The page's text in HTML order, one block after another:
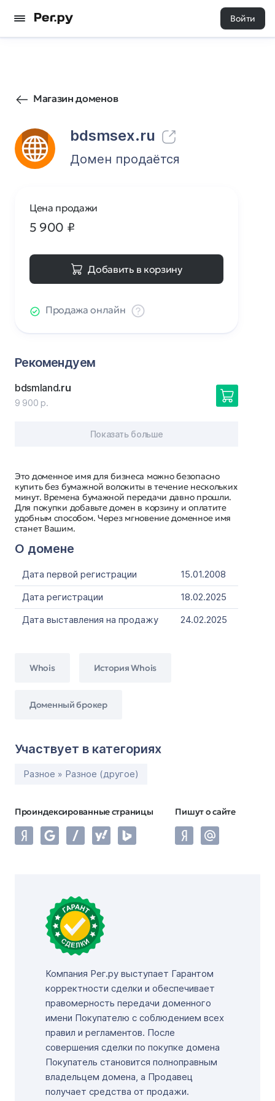
Войти
Магазин доменов
bdsmsex.ru
42 0
Домен продаётся
Это доменное имя для бизнеса можно безопасно
купить без бумажной волокиты в течение нескольких
минут. Времена бумажной передачи давно прошли.
Для покупки добавьте домен в корзину и оплатите
удобным способом. Через мгновение доменное имя
станет Вашим.
О домене
Дата первой регистрации
15.01.2008
Дата регистрации
18.02.2025
Дата выставления на продажу
24.02.2025
Whois История Whois
Доменный брокер
Участвует в категориях
Разное » Разное (другое)
Проиндексированные страницы Пишут о сайте
Цена продажи
5 900 ₽
Добавить в корзину
Продажа онлайн
Рекомендуем
bdsmland.ru
9 900 р.
Показать больше
Компания Рег.ру выступает Гарантом
корректности сделки и обеспечивает
правомерность передачи доменного
имени Покупателю с соблюдением всех
правил и регламентов. После
совершения сделки по покупке домена
Покупатель становится полноправным
владельцем домена, а Продавец
получает средства от продажи.